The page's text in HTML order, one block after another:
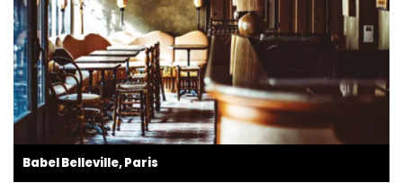
Babel Belleville, Paris